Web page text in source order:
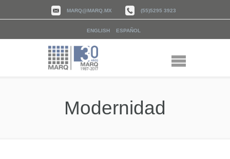
MARQ@MARQ.MX (55)5295 3923
ENGLISH ESPAÑOL
Modernidad